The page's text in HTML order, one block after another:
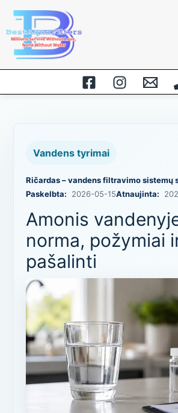
Pereiti
prie
turinio
Vandens tyrimai
Ričardas – vandens filtravimo sistemų
Paskelbta:
2026-05-15Atnaujinta:
Amonis
norma, požymiai
pašalinti